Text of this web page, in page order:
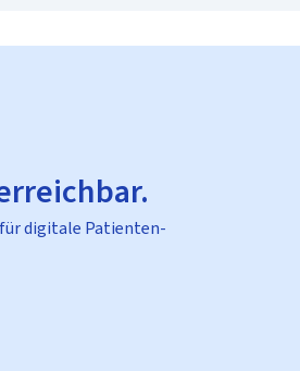
digitale Patienten-